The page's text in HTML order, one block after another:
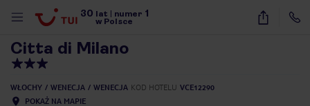
30 lat numer 1
w Polsce
17
Citta di Milano
WŁOCHY WENECJA WENECJA KOD HOTELU VCE12290
POKAŻ NA MAPIE